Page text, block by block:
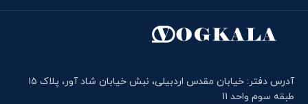
آدرس دفتر: خیابان مقدس اردبیلی، نبش خیابان شاد آور، پلاک ۱۵
طبقه سوم واحد ۱۱